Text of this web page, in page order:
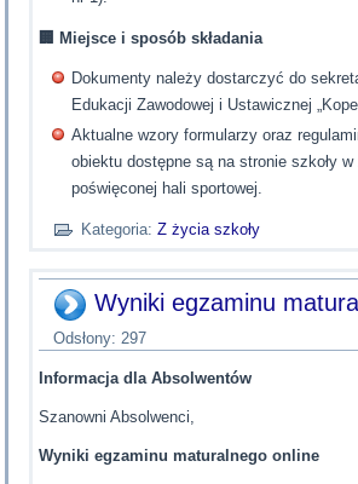
🏢 Miejsce i sposób składania
Dokumenty należy dostarczyć do
Edukacji Zawodowej i Ustawicznej
Aktualne wzory formularzy oraz
obiektu dostępne są na stronie szkoły w
poświęconej hali sportowej.
Kategoria:Z życia szkoły
Wyniki egzaminu
Odsłony: 297
Informacja dla Absolwentów
Szanowni Absolwenci,
Wyniki egzaminu maturalnego online